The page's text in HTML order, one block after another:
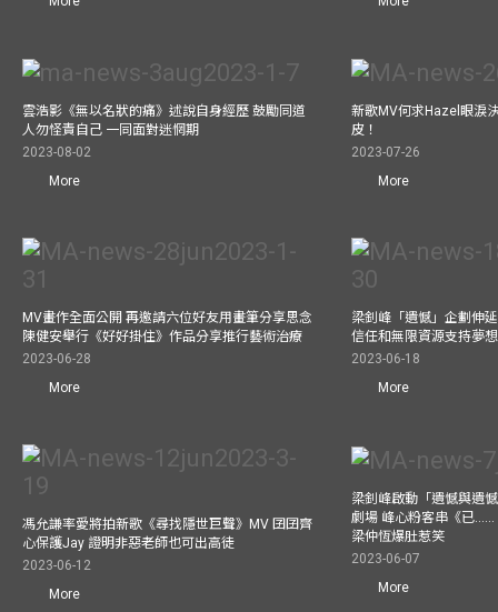
雲浩影《無以名狀的痛》述說自身經歷 鼓勵同道
人勿怪責自己 一同面對迷惘期
2023-08-02
More
新歌MV何求Hazel眼淚
皮！
2023-07-26
More
MV畫作全面公開 再邀請六位好友用畫筆分享思念
陳健安舉行《好好掛住》作品分享推行藝術治療
2023-06-28
More
梁釗峰「遺憾」企劃伸
信任和無限資源支持夢
2023-06-18
More
馮允謙率愛將拍新歌《尋找隱世巨聲》MV 囝囝齊
心保護Jay 證明非惡老師也可出高徒
2023-06-12
More
梁釗峰啟動「遺憾與遺
劇場 峰心粉客串《已
梁仲恆爆肚惹笑
2023-06-07
More